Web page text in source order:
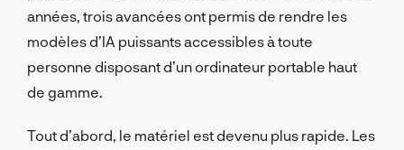
années, trois avancées ont permis de rendre les
modèles d’IA puissants accessibles à toute
personne disposant d’un ordinateur portable haut
de gamme.
Tout d’abord, le matériel est devenu plus rapide. Les